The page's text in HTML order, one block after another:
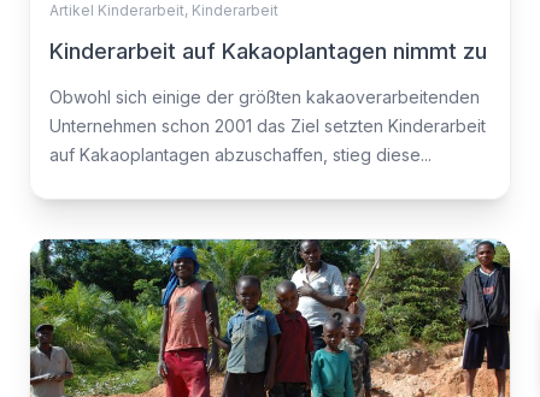
Artikel Kinderarbeit, Kinderarbeit
Kinderarbeit auf Kakaoplantagen nimmt zu
Obwohl sich einige der größten kakaoverarbeitenden
Unternehmen schon 2001 das Ziel setzten Kinderarbeit
auf Kakaoplantagen abzuschaffen, stieg diese...